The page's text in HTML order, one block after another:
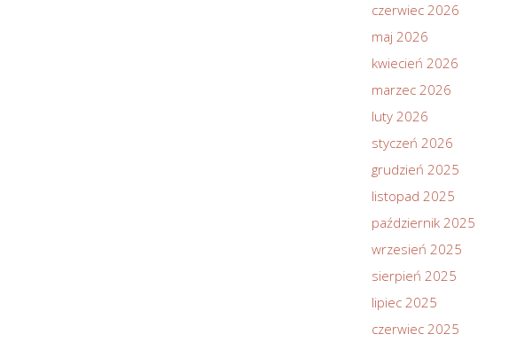
czerwiec 2026
maj 2026
kwiecień 2026
marzec 2026
luty 2026
styczeń 2026
grudzień 2025
listopad 2025
październik 2025
wrzesień 2025
sierpień 2025
lipiec 2025
czerwiec 2025